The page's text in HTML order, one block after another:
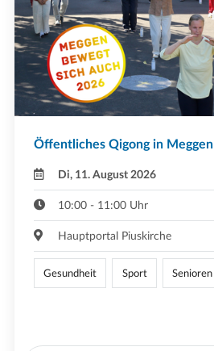
Öffentliches Qigong in Meggen
Di, 11. August 2026
10:00 - 11:00 Uhr
Hauptportal Piuskirche
Gesundheit Sport Senioren